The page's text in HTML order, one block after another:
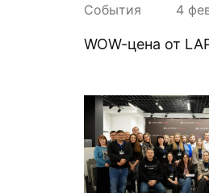
События 4
WOW-цена от